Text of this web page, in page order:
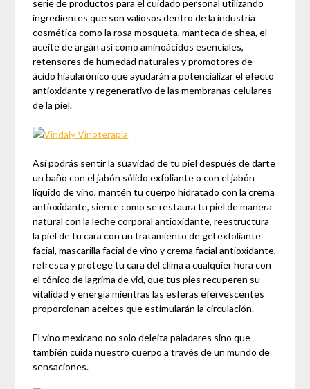
serie de productos para el cuidado personal utilizando
ingredientes que son valiosos dentro de la industria
cosmética como la rosa mosqueta, manteca de shea, el
aceite de argán así como aminoácidos esenciales,
retensores de humedad naturales y promotores de
ácido hiaularónico que ayudarán a potencializar el efecto
antioxidante y regenerativo de las membranas celulares
de la piel.
Así podrás sentir la suavidad de tu piel después de darte
un baño con el jabón sólido exfoliante o con el jabón
líquido de vino, mantén tu cuerpo hidratado con la crema
antioxidante, siente como se restaura tu piel de manera
natural con la leche corporal antioxidante, reestructura
la piel de tu cara con un tratamiento de gel exfoliante
facial, mascarilla facial de vino y crema facial antioxidante,
refresca y protege tu cara del clima a cualquier hora con
el tónico de lagrima de vid, que tus pies recuperen su
vitalidad y energía mientras las esferas efervescentes
proporcionan aceites que estimularán la circulación.
El vino mexicano no solo deleita paladares sino que
también cuida nuestro cuerpo a través de un mundo de
sensaciones.